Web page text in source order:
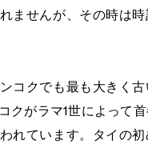
ませんが、その時は
コクでも最も大きく
クがラマ1世によって
れています。タイの